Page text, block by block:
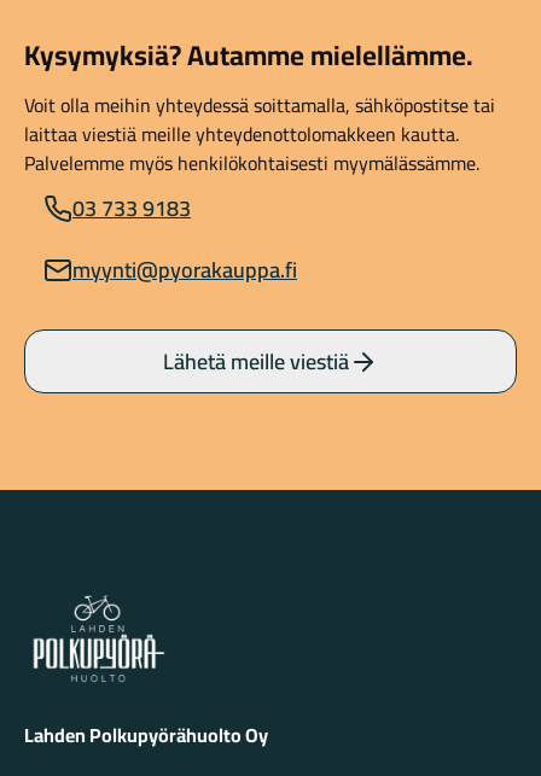
Kysymyksiä? Autamme mielellämme.
Voit olla meihin yhteydessä soittamalla, sähköpostitse tai
laittaa viestiä meille yhteydenottolomakkeen kautta.
Palvelemme myös henkilökohtaisesti myymälässämme.
03 733 9183
myynti@pyorakauppa.fi
Lähetä meille viestiä
Lahden Polkupyörähuolto - etusivulle
Lahden Polkupyörähuolto Oy